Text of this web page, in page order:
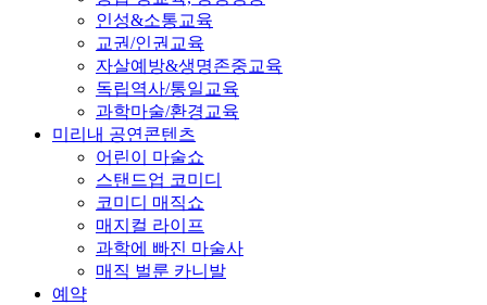
인성&소통교육
교권/인권교육
자살예방&생명존중교육
독립역사/통일교육
과학마술/환경교육
미리내 공연콘텐츠
어린이 마술쇼
스탠드업 코미디
코미디 매직쇼
매지컬 라이프
과학에 빠진 마술사
매직 벌룬 카니발
예약